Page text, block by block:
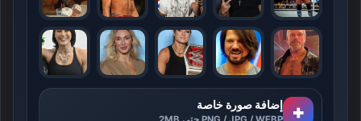
+ إضافة صورة خاصة